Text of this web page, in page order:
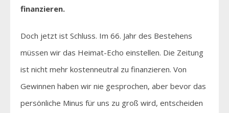
finanzieren.
Doch jetzt ist Schluss. Im 66. Jahr des Bestehens
müssen wir das Heimat-Echo einstellen. Die Zeitung
ist nicht mehr kostenneutral zu finanzieren. Von
Gewinnen haben wir nie gesprochen, aber bevor das
persönliche Minus für uns zu groß wird, entscheiden